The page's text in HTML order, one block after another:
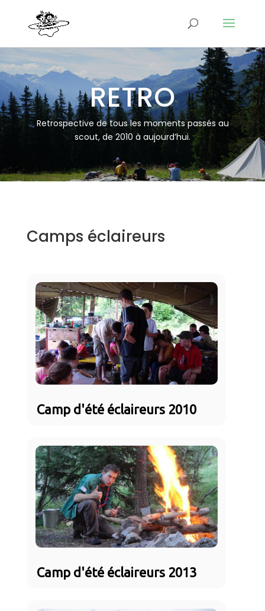
RETRO
Retrospective de tous les moments passés au
scout, de 2010 à aujourd’hui.
Camps éclaireurs
Camp d'été éclaireurs 2010
Camp d'été éclaireurs 2013